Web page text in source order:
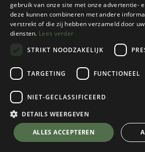
Teva
TirraTraveler Dames
Black
Kies een maat
💬 Stel je vraag over dit
gebruik van onze site met onze advertentie-
deze kunnen combineren met andere
verstrekt of die zij hebben verzameld door
diensten. Lees verder
STRIKT NOODZAKELIJK
TARGETING FUNCTIONEEL
NIET-GECLASSIFICEERD
DETAILS WEERGEVEN
ALLES ACCEPTEREN